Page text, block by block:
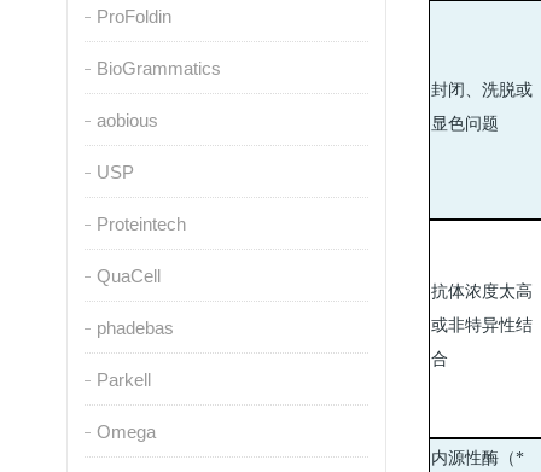
ProFoldin
BioGrammatics
aobious
USP
Proteintech
QuaCell
phadebas
Parkell
Omega
封闭、洗脱或
显色问题
抗体浓度太高
或非特异性结
合
内源性酶（*